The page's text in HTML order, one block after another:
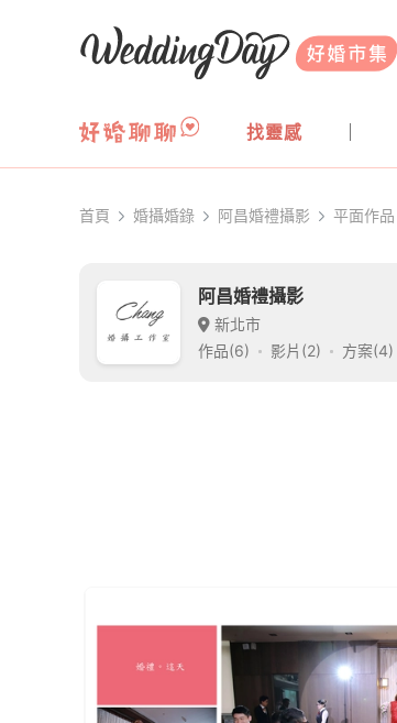
WeddingDay 好婚市集
找靈感
首頁 婚攝婚錄 阿昌婚禮攝影 平面作品
阿昌婚禮攝影
新北市
作品(6)
影片(2) 方案(4)